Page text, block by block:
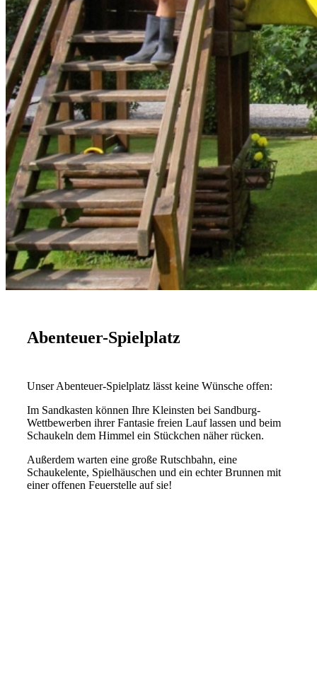
Abenteuer-Spielplatz
Unser Abenteuer-Spielplatz lässt keine Wünsche offen:
Im Sandkasten können Ihre Kleinsten bei Sandburg-
Wettbewerben ihrer Fantasie freien Lauf lassen und beim
Schaukeln dem Himmel ein Stückchen näher rücken.
Außerdem warten eine große Rutschbahn, eine
Schaukelente, Spielhäuschen und ein echter Brunnen mit
einer offenen Feuerstelle auf sie!